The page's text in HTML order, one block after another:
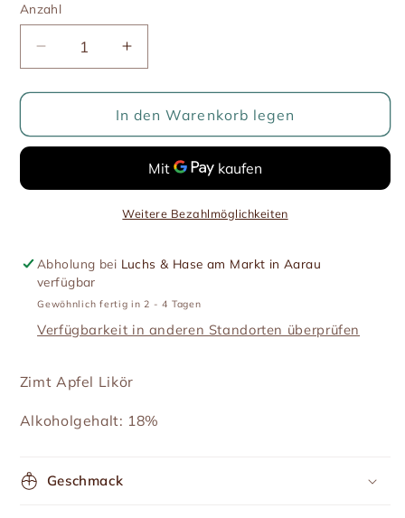
Anzahl
Anzahl
Verringere
die
Menge
Zimtapfel
Erhöhe
die
Menge
für
Zimtapfel
In den Warenkorb legen
Weitere Bezahlmöglichkeiten
Abholung bei Luchs & Hase am Markt in Aarau
verfügbar
Gewöhnlich fertig in 2 - 4 Tagen
Verfügbarkeit in anderen Standorten überprüfen
Zimt Apfel Likör
Alkoholgehalt: 18%
Geschmack